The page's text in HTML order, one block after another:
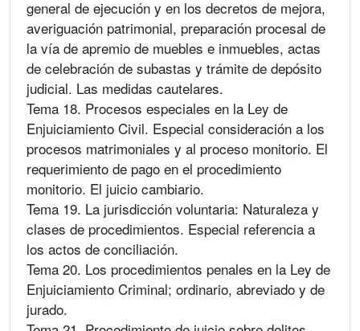
general de ejecución y en los decretos de mejora,
averiguación patrimonial, preparación procesal de
la vía de apremio de muebles e inmuebles, actas
de celebración de subastas y trámite de depósito
judicial. Las medidas cautelares.
Tema 18. Procesos especiales en la Ley de
Enjuiciamiento Civil. Especial consideración a los
procesos matrimoniales y al proceso monitorio. El
requerimiento de pago en el procedimiento
monitorio. El juicio cambiario.
Tema 19. La jurisdicción voluntaria: Naturaleza y
clases de procedimientos. Especial referencia a
los actos de conciliación.
Tema 20. Los procedimientos penales en la Ley de
Enjuiciamiento Criminal; ordinario, abreviado y de
jurado.